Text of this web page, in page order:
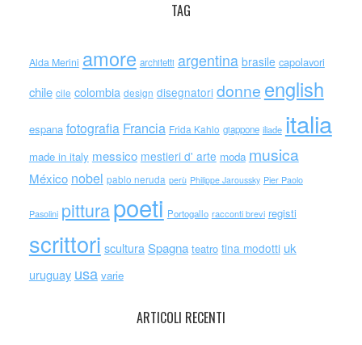
TAG
Alda Merini amore architetti argentina brasile capolavori
chile cile colombia design disegnatori donne english
espana fotografia Francia Frida Kahlo giappone iliade italia
made in italy messico mestieri d' arte moda musica
México nobel pablo neruda perù Philippe Jaroussky Pier Paolo
Pasolini pitturapoeti Portogallo racconti brevi registi
scrittori scultura Spagna teatro tina modotti uk
uruguay usa varie
ARTICOLI RECENTI